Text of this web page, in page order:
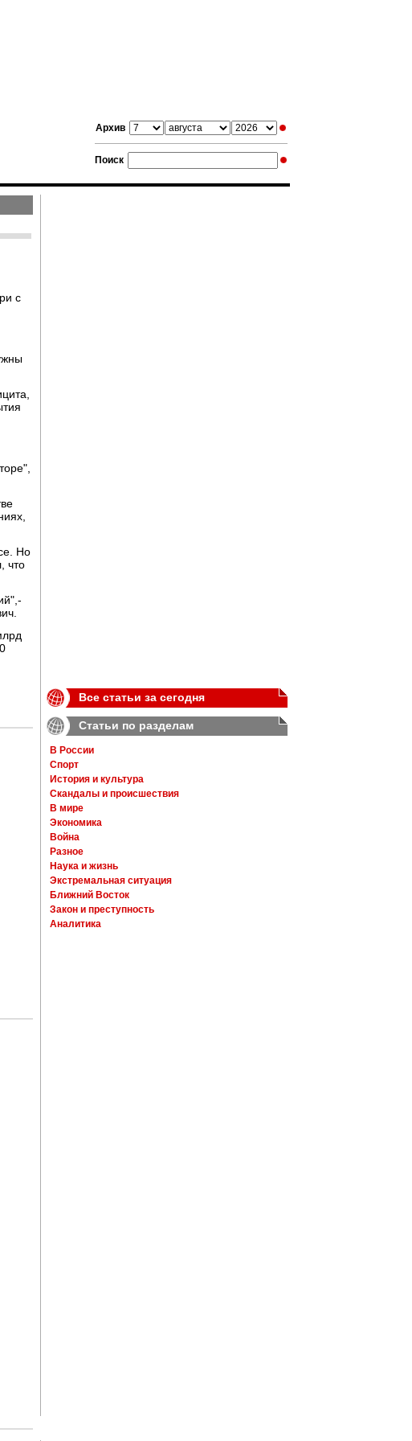
Архив
Поиск
с
Но
что
Все статьи за сегодня
Статьи по разделам
В России
Спорт
История и культура
Скандалы и происшествия
В мире
Экономика
Война
Разное
Наука и жизнь
Экстремальная ситуация
Ближний Восток
Закон и преступность
Аналитика